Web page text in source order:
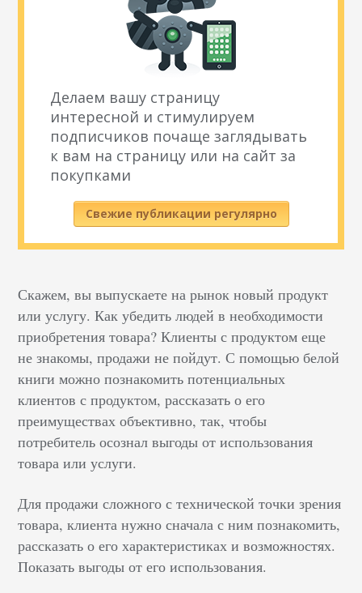
Делаем вашу страницу
интересной и стимулируем
подписчиков почаще заглядывать
к вам на страницу или на сайт за
покупками
Свежие публикации регулярно
Скажем, вы выпускаете на рынок новый продукт
или услугу. Как убедить людей в необходимости
приобретения товара? Клиенты с продуктом еще
не знакомы, продажи не пойдут. С помощью белой
книги можно познакомить потенциальных
клиентов с продуктом, рассказать о его
преимуществах объективно, так, чтобы
потребитель осознал выгоды от использования
товара или услуги.
Для продажи сложного с технической точки зрения
товара, клиента нужно сначала с ним познакомить,
рассказать о его характеристиках и возможностях.
Показать выгоды от его использования.